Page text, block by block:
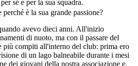
sé e per la sua squadra.
è la sua grande passione?
avevo dieci anni. All'inizio
di nuoto, ma con il passare del
più compiti all'interno del club: prima ero
di un lago balneabile durante i mesi
dei giovani della nostra associazione e,